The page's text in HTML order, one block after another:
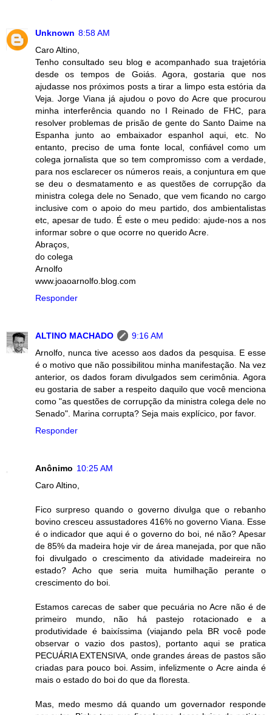
Unknown 8:58 AM
Caro Altino,
Tenho consultado seu blog e acompanhado sua trajetória
desde os tempos de Goiás. Agora, gostaria que nos
ajudasse nos próximos posts a tirar a limpo esta estória da
Veja. Jorge Viana já ajudou o povo do Acre que procurou
minha interferência quando no I Reinado de FHC, para
resolver problemas de prisão de gente do Santo Daime na
Espanha junto ao embaixador espanhol aqui, etc. No
entanto, preciso de uma fonte local, confiável como um
colega jornalista que so tem compromisso com a verdade,
para nos esclarecer os números reais, a conjuntura em que
se deu o desmatamento e as questões de corrupção da
ministra colega dele no Senado, que vem ficando no cargo
inclusive com o apoio do meu partido, dos ambientalistas
etc, apesar de tudo. É este o meu pedido: ajude-nos a nos
informar sobre o que ocorre no querido Acre.
Abraços,
do colega
Arnolfo
www.joaoarnolfo.blog.com
Responder
ALTINO MACHADO
9:16 AM
Arnolfo, nunca tive acesso aos dados da pesquisa. E esse
é o motivo que não possibilitou minha manifestação. Na vez
anterior, os dados foram divulgados sem cerimônia. Agora
eu gostaria de saber a respeito daquilo que você menciona
como "as questões de corrupção da ministra colega dele no
Senado". Marina corrupta? Seja mais explícico, por favor.
Responder
Anônimo 10:25 AM
Caro Altino,
Fico surpreso quando o governo divulga que o rebanho
bovino cresceu assustadores 416% no governo Viana. Esse
é o indicador que aqui é o governo do boi, né não? Apesar
de 85% da madeira hoje vir de área manejada, por que não
foi divulgado o crescimento da atividade madeireira no
estado? Acho que seria muita humilhação perante o
crescimento do boi.
Estamos carecas de saber que pecuária no Acre não é de
primeiro mundo, não há pastejo rotacionado e a
produtividade é baixíssima (viajando pela BR você pode
observar o vazio dos pastos), portanto aqui se pratica
PECUÁRIA EXTENSIVA, onde grandes áreas de pastos são
criadas para pouco boi. Assim, infelizmente o Acre ainda é
mais o estado do boi do que da floresta.
Mas, medo mesmo dá quando um governador responde